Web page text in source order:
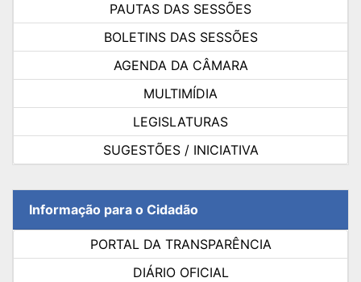
PAUTAS DAS SESSÕES
BOLETINS DAS SESSÕES
AGENDA DA CÂMARA
MULTIMÍDIA
LEGISLATURAS
SUGESTÕES / INICIATIVA
Informação para o Cidadão
PORTAL DA TRANSPARÊNCIA
DIÁRIO OFICIAL